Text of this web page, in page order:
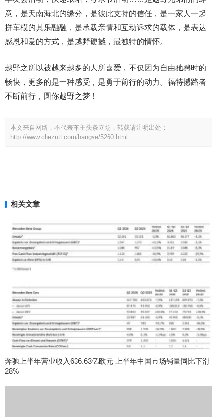
意，是天南海北的缘分，是彼此支持的信任，是一家人一起
拼车模的其乐融融，是承载亲情和互动诉求的载体，是表达
感恩和爱的方式，是越野硬撼，最独特的情怀。
越野之所以被越来越多的人所喜爱，不仅因为自由驰骋时的
畅快，更多的是一种感受，是勇于前行的动力。福特撼路者
不断前行，圆你越野之梦！
本文来自网络，不代表车主头条立场，转载请注明出处：
http://www.chezutt.com/hangye/5260.html
相关文章
奔驰上半年营业收入636.63亿欧元 上半年中国市场销量同比下滑
28%